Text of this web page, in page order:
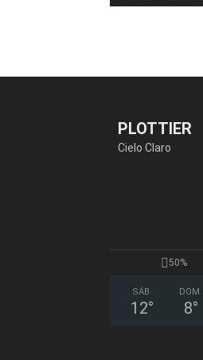
PLOTTIER
Cielo Claro
50%
SÁB
12°
DOM
8°